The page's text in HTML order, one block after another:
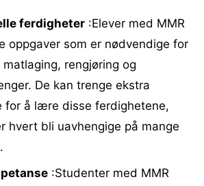
ferdigheter :Elever med MMR
oppgaver som er nødvendige for
rengjøring og
De kan trenge ekstra
for å lære disse ferdighetene,
hvert bli uavhengige på mange
:Studenter med MMR